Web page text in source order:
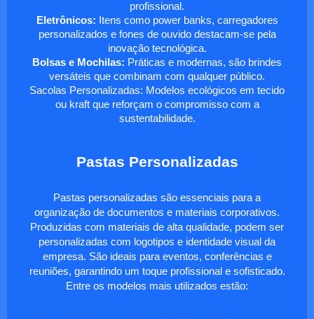
profissional.
Eletrônicos: Itens como power banks, carregadores
personalizados e fones de ouvido destacam-se pela
inovação tecnológica.
Bolsas e Mochilas: Práticas e modernas, são brindes
versáteis que combinam com qualquer público.
Sacolas Personalizadas: Modelos ecológicos em tecido
ou kraft que reforçam o compromisso com a
sustentabilidade.
Pastas Personalizadas
Pastas personalizadas são essenciais para a
organização de documentos e materiais corporativos.
Produzidas com materiais de alta qualidade, podem ser
personalizadas com logotipos e identidade visual da
empresa. São ideais para eventos, conferências e
reuniões, garantindo um toque profissional e sofisticado.
Entre os modelos mais utilizados estão: